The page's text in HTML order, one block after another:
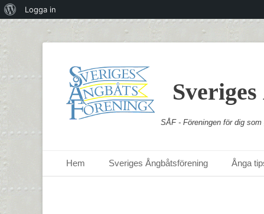
SÅF - Föreningen för dig som
Primär meny
Hem Sveriges Ångbåtsförening Ånga
OmLogga in